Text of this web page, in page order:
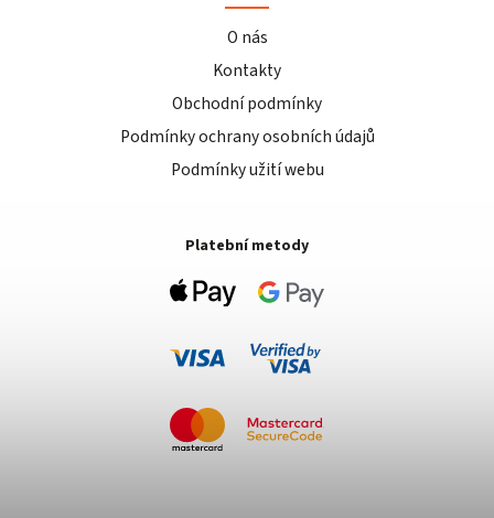
O nás
Kontakty
Obchodní podmínky
Podmínky ochrany osobních údajů
Podmínky užití webu
Platební metody